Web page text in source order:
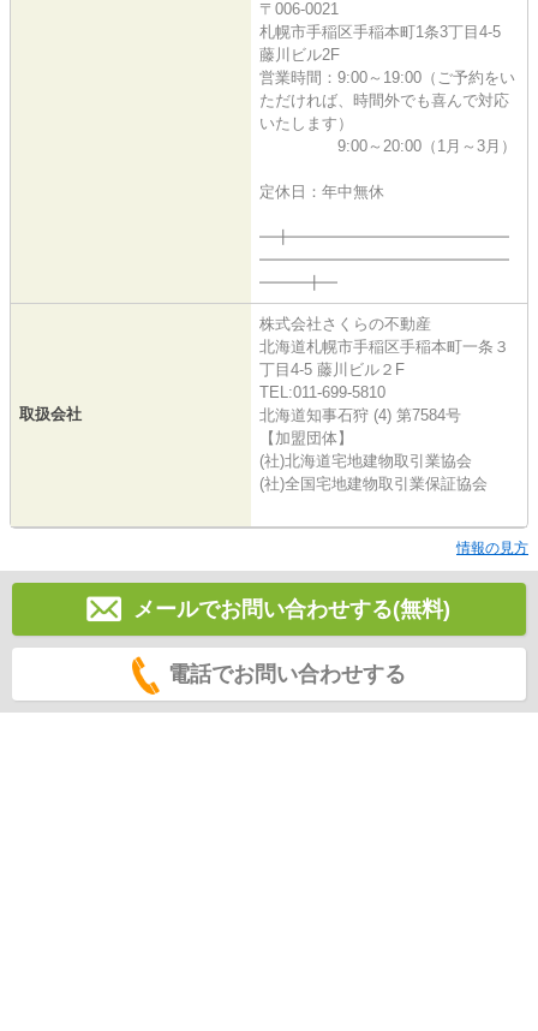
〒006-0021
札幌市手稲区手稲本町1条3丁目4-5
藤川ビル2F
営業時間：9:00～19:00（ご予約をい
ただければ、時間外でも喜んで対応
いたします）
9:00～20:00（1月～3月）
定休日：年中無休
━╋━━━━━━━━━━━━━━
━━━━━━━━━━━━━━━━
━━━╋━
取扱会社
株式会社さくらの不動産
北海道札幌市手稲区手稲本町一条３
丁目4-5 藤川ビル２F
TEL:011-699-5810
北海道知事石狩 (4) 第7584号
【加盟団体】
(社)北海道宅地建物取引業協会
(社)全国宅地建物取引業保証協会
情報の見方
メールでお問い合わせする(無料)
電話でお問い合わせする